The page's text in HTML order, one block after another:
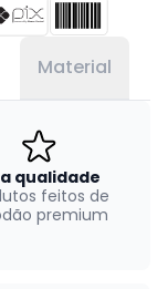
Material
qualidade
feitos de
premium